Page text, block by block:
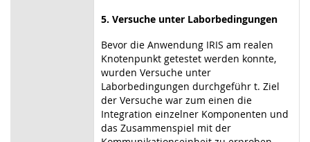
5. Versuche unter Laborbedingungen
Bevor die Anwendung IRIS am realen
Knotenpunkt getestet werden konnte,
wurden Versuche unter
Laborbedingungen durchgeführ t. Ziel
der Versuche war zum einen die
Integration einzelner Komponenten und
das Zusammenspiel mit der